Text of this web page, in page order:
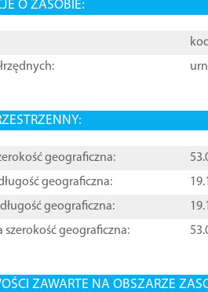
O ZASOBIE:
kod
geograficzna:
geograficzna:
geograficzna:
szerokość geograficzna:
ZAWARTE NA OBSZARZE